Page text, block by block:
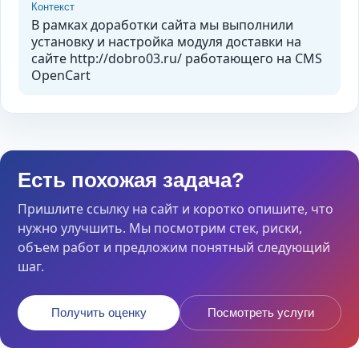
Контекст
В рамках доработки сайта мы выполнили
установку и настройка модуля доставки на
сайте http://dobro03.ru/ работающего на CMS
OpenCart
Есть похожая задача?
Пришлите ссылку на сайт и коротко опишите, что
нужно улучшить. Мы посмотрим стек, риски,
объем работ и предложим понятный следующий
шаг.
Получить оценку Посмотреть услуги